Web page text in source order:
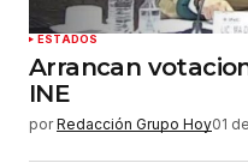
Enviar comentario
ESTADOS
Arrancan
INE
por Redacción Grupo Hoy01